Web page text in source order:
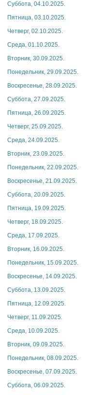
Суббота, 04.10.2025.
Пятница, 03.10.2025.
Четверг, 02.10.2025.
Среда, 01.10.2025.
Вторник, 30.09.2025.
Понедельник, 29.09.2025.
Воскресенье, 28.09.2025.
Суббота, 27.09.2025.
Пятница, 26.09.2025.
Четверг, 25.09.2025.
Среда, 24.09.2025.
Вторник, 23.09.2025.
Понедельник, 22.09.2025.
Воскресенье, 21.09.2025.
Суббота, 20.09.2025.
Пятница, 19.09.2025.
Четверг, 18.09.2025.
Среда, 17.09.2025.
Вторник, 16.09.2025.
Понедельник, 15.09.2025.
Воскресенье, 14.09.2025.
Суббота, 13.09.2025.
Пятница, 12.09.2025.
Четверг, 11.09.2025.
Среда, 10.09.2025.
Вторник, 09.09.2025.
Понедельник, 08.09.2025.
Воскресенье, 07.09.2025.
Суббота, 06.09.2025.